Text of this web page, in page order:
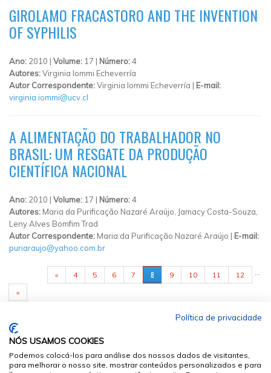
GIROLAMO FRACASTORO AND THE INVENTION
OF SYPHILIS
Ano: 2010 | Volume: 17 | Número:4
Autores:Virginia Iommi Echeverría
Autor Correspondente:Virginia Iommi Echeverría | E-mail:
virginia.iommi@ucv.cl
A ALIMENTAÇÃO DO TRABALHADOR NO
BRASIL: UM RESGATE DA PRODUÇÃO
CIENTÍFICA NACIONAL
Ano: 2010 | Volume: 17 | Número:4
Autores: Maria da Purificação Nazaré Araújo, Jamacy Costa-Souza,
Leny Alves Bomfim Trad
Autor Correspondente: Maria da Purificação Nazaré Araújo | E-mail:
puriaraujo@yahoo.com.br
PÁGINAS
« 4 5 6 7 8 9 10 11
12
»
Política de privacidade
NÓS USAMOS COOKIES
Podemos colocá-los para análise dos nossos dados de visitantes,
para melhorar o nosso site, mostrar conteúdos personalizados e para